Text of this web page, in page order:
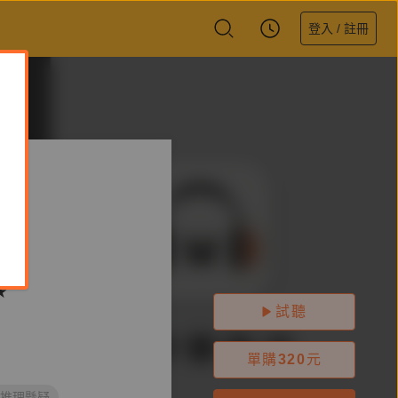
登入 / 註冊
試聽
單購320 元